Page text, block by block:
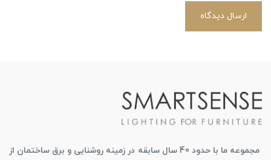
ارسال دیدگاه
مجموعه ما با حدود 40 سال سابقه در زمینه روشنایی و برق ساختمان از